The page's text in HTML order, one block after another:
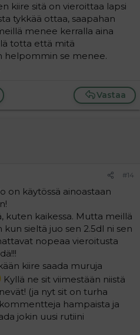
kiire sitä on vieroittaa lapsi
tykkää ottaa, saapahan
menee kerralla aina
totta että mitä
helpommin se menee.
Vastaa
#14
on käytössä ainoastaan
kuten kaikessa. Mutta meillä
sieltä juo sen 2.5dl ni sen
nopeaa vieroitusta
kiire saada muruja
Kyllä ne sit viimestään niistä
(ja nyt sit on turha
hampaista ja
jokin uusi rutiini